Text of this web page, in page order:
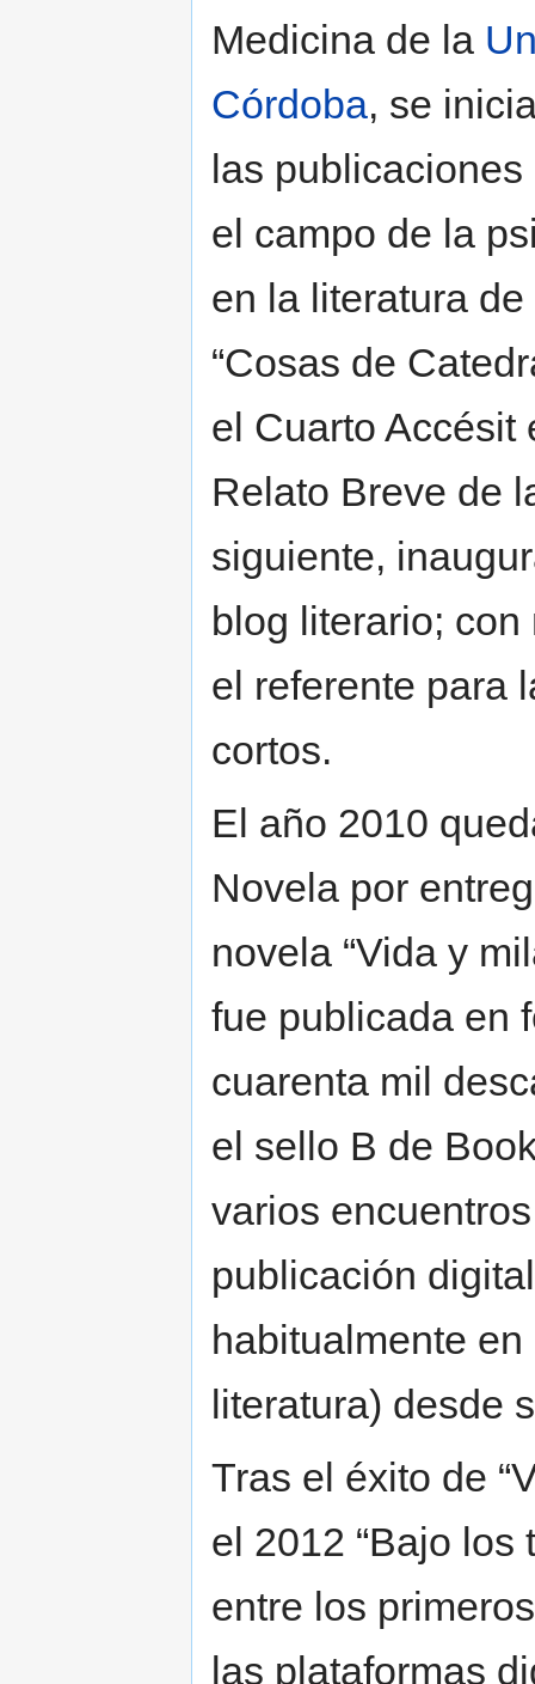
Medicina de la
Córdoba, se
las
el campo de la
en la literatura
“Cosas de
el Cuarto Accésit
Relato Breve de
siguiente,
blog literario;
el referente para
cortos.
El año 2010
Novela por
novela “Vida y
fue publicada en
cuarenta mil
el sello B de
varios
publicación
habitualmente
literatura) desde
Tras el éxito de
el 2012 “Bajo los
entre los
las plataformas